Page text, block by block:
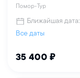
Помор-Тур
Ближайшая дата:
Все даты
35 400 ₽